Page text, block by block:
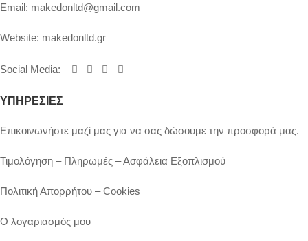
Email: makedonltd@gmail.com
Website: makedonltd.gr
Social Media:
ΥΠΗΡΕΣΙΕΣ
Επικοινωνήστε μαζί μας για να σας δώσουμε την προσφορά μας.
Τιμολόγηση – Πληρωμές – Ασφάλεια Εξοπλισμού
Πολιτική Απορρήτου – Cookies
Ο λογαριασμός μου